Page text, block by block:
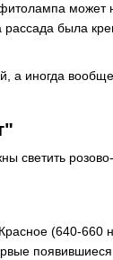
может
была
а иногда
светить
(640-660